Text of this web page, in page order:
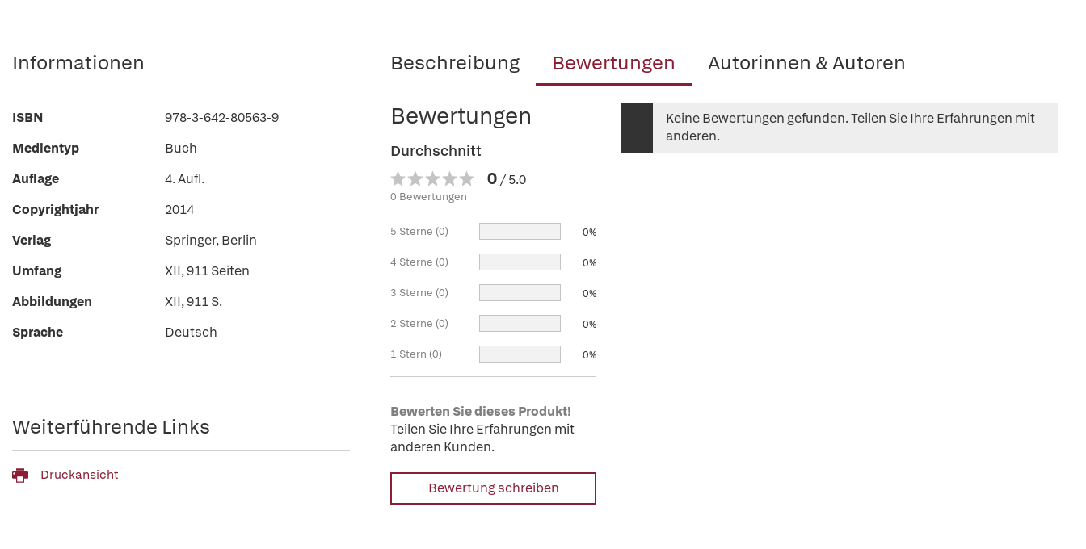
Beschreibung Bewertungen Autorinnen & Autoren
Bewertungen
Durchschnitt
0 / 5.0
0 Bewertungen
5 Sterne (0) 0%
4 Sterne (0) 0%
3 Sterne (0) 0%
2 Sterne (0) 0%
1 Stern (0) 0%
Bewerten Sie dieses Produkt!
Teilen Sie Ihre Erfahrungen mit
anderen Kunden.
Bewertung schreiben
Keine Bewertungen gefunden. Teilen Sie Ihre Erfahrungen mit
anderen.
Informationen
ISBN
978-3-642-80563-9
Medientyp
Buch
Auflage
4. Aufl.
Copyrightjahr
2014
Verlag
Springer, Berlin
Umfang
XII, 911 Seiten
Abbildungen
XII, 911 S.
Sprache
Deutsch
Weiterführende Links
Druckansicht